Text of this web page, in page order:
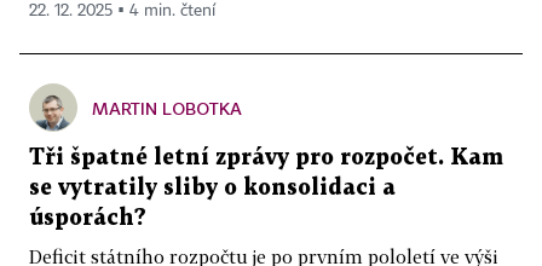
22. 12. 2025 ▪ 4 min. čtení
MARTIN LOBOTKA
Tři špatné letní zprávy pro rozpočet. Kam
se vytratily sliby o konsolidaci a
úsporách?
Deficit státního rozpočtu je po prvním pololetí ve výši